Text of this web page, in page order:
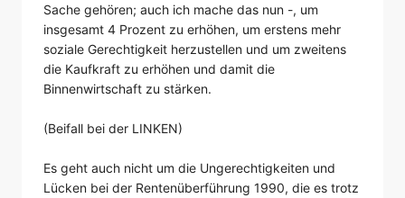
Sache gehören; auch ich mache das nun -, um
insgesamt 4 Prozent zu erhöhen, um erstens mehr
soziale Gerechtigkeit herzustellen und um zweitens
die Kaufkraft zu erhöhen und damit die
Binnenwirtschaft zu stärken.
(Beifall bei der LINKEN)
Es geht auch nicht um die Ungerechtigkeiten und
Lücken bei der Rentenüberführung 1990, die es trotz